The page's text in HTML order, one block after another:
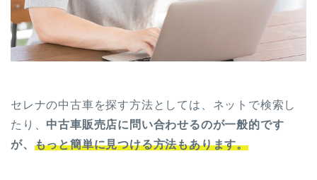
セレナの中古車を探す方法としては、ネットで検索し
たり、 中古車販売店に問い合わせるのが一般的です
が、 もっと簡単に見つける方法もあります。